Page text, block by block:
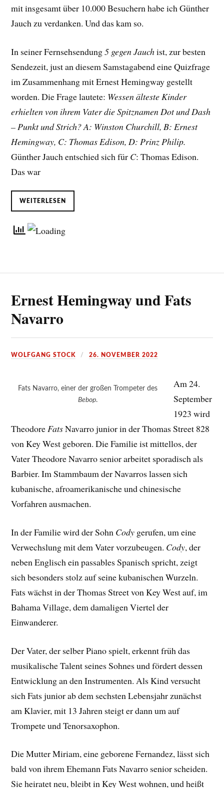
mit insgesamt über 10.000 Besuchern habe ich Günther
Jauch zu verdanken. Und das kam so.
In seiner Fernsehsendung5 gegen Jauchist, zur besten
Sendezeit, just an diesem Samstagabend eine Quizfrage
im Zusammenhang mit Ernest Hemingway gestellt
worden. Die Frage lautete: Wessen älteste Kinder
erhielten von ihrem Vater die Spitznamen Dot und Dash
– Punkt und Strich? A: Winston Churchill, B: Ernest
Hemingway, C: Thomas Edison, D: Prinz Philip.
Günther Jauch entschied sich für C: Thomas Edison.
Das war
WEITERLESEN
Ernest Hemingway und Fats
Navarro
WOLFGANG STOCK 26. NOVEMBER 2022
Fats Navarro, einer der großen Trompeter des
Bebop.
Am 24.
September
1923 wird
TheodoreFatsNavarro junior in der Thomas Street 828
von Key West geboren. Die Familie ist mittellos, der
Vater Theodore Navarro senior arbeitet sporadisch als
Barbier. Im Stammbaum der Navarros lassen sich
kubanische, afroamerikanische und chinesische
Vorfahren ausmachen.
In der Familie wird der Sohn Cody gerufen, um eine
Verwechslung mit dem Vater vorzubeugen. Cody, der
neben Englisch ein passables Spanisch spricht, zeigt
sich besonders stolz auf seine kubanischen Wurzeln.
Fats wächst in der Thomas Street von Key West auf, im
Bahama Village, dem damaligen Viertel der
Einwanderer.
Der Vater, der selber Piano spielt, erkennt früh das
musikalische Talent seines Sohnes und fördert dessen
Entwicklung an den Instrumenten. Als Kind versucht
sich Fats junior ab dem sechsten Lebensjahr zunächst
am Klavier, mit 13 Jahren steigt er dann um auf
Trompete und Tenorsaxophon.
Die Mutter Miriam, eine geborene Fernandez, lässt sich
bald von ihrem Ehemann Fats Navarro senior scheiden.
Sie heiratet neu, bleibt in Key West wohnen, und heißt